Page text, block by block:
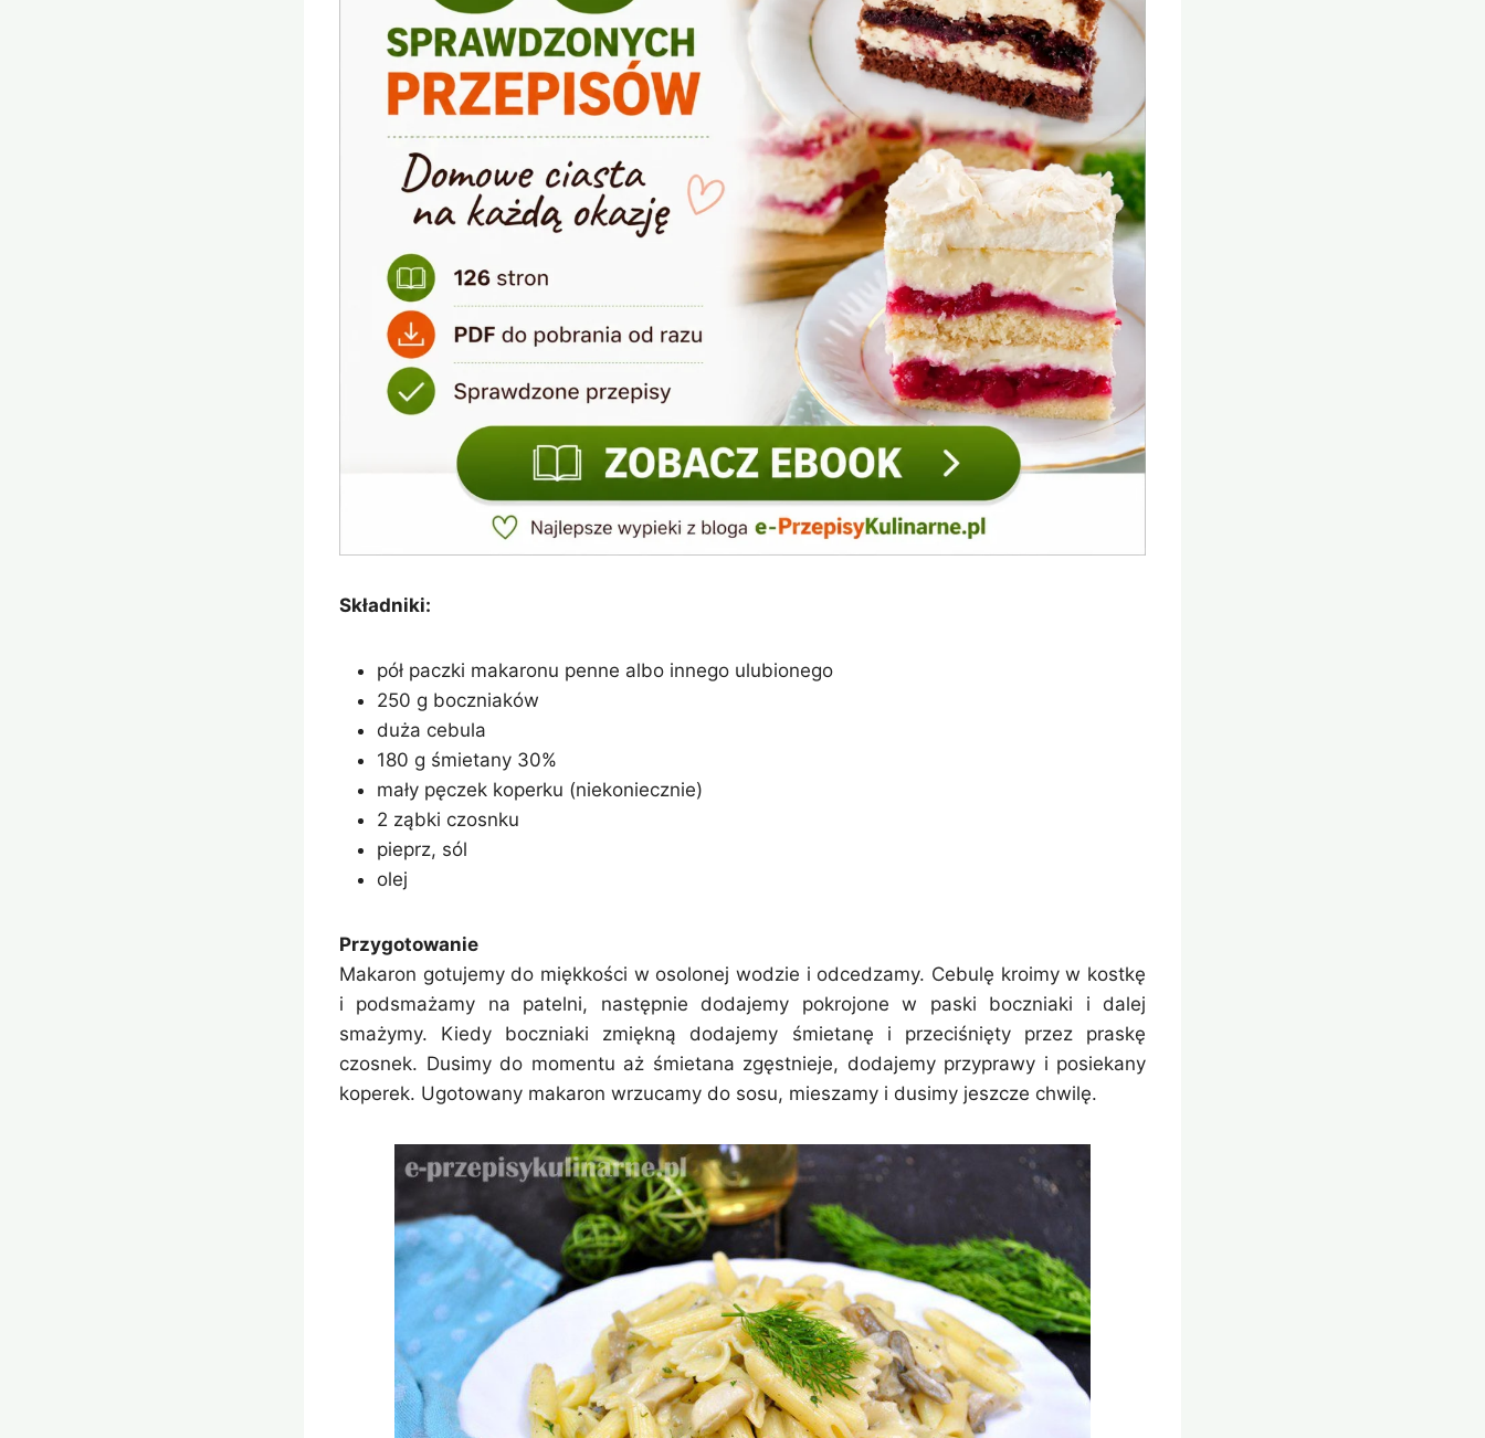
Składniki:
pół paczki makaronu penne albo innego ulubionego
250 g boczniaków
duża cebula
180 g śmietany 30%
mały pęczek koperku (niekoniecznie)
2 ząbki czosnku
pieprz, sól
olej
Przygotowanie
Makaron gotujemy do miękkości w osolonej wodzie i odcedzamy. Cebulę kroimy w kostkę
i podsmażamy na patelni, następnie dodajemy pokrojone w paski boczniaki i dalej
smażymy. Kiedy boczniaki zmiękną dodajemy śmietanę i przeciśnięty przez praskę
czosnek. Dusimy do momentu aż śmietana zgęstnieje, dodajemy przyprawy i posiekany
koperek. Ugotowany makaron wrzucamy do sosu, mieszamy i dusimy jeszcze chwilę.